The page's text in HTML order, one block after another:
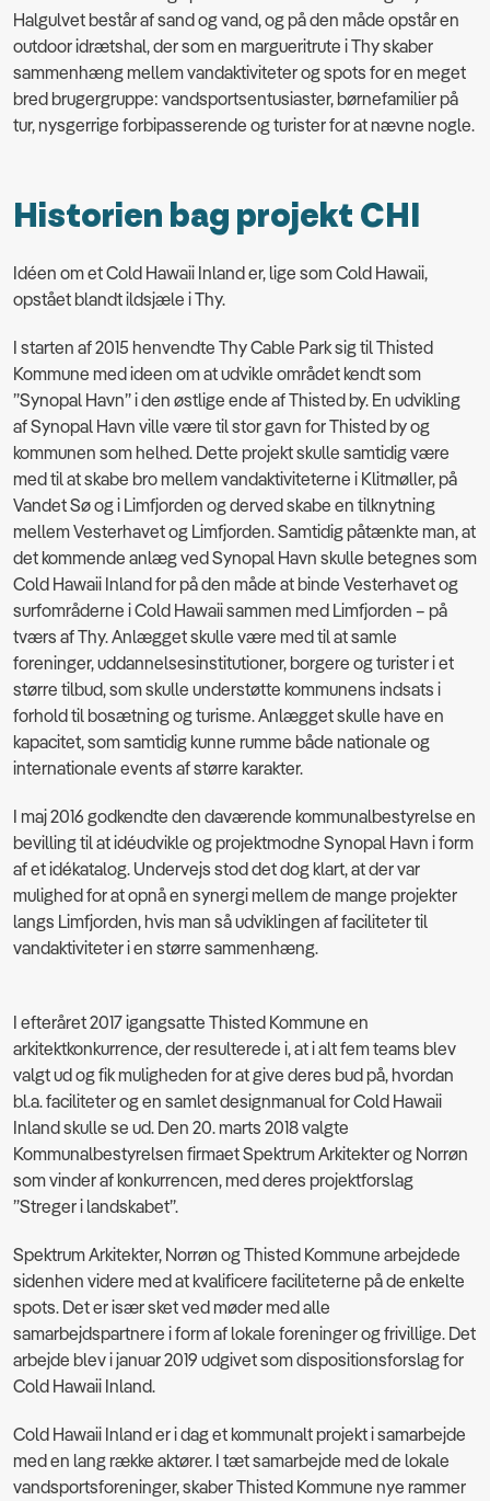
Halgulvet består af sand og vand, og på den måde opstår en
outdoor idrætshal, der som en margueritrute i Thy skaber
sammenhæng mellem vandaktiviteter og spots for en meget
bred brugergruppe: vandsportsentusiaster, børnefamilier på
tur, nysgerrige forbipasserende og turister for at nævne nogle.
Historien bag projekt CHI
Idéen om et Cold Hawaii Inland er, lige som Cold Hawaii,
opstået blandt ildsjæle i Thy.
I starten af 2015 henvendte Thy Cable Park sig til Thisted
Kommune med ideen om at udvikle området kendt som
”Synopal Havn” i den østlige ende af Thisted by. En udvikling
af Synopal Havn ville være til stor gavn for Thisted by og
kommunen som helhed. Dette projekt skulle samtidig være
med til at skabe bro mellem vandaktiviteterne i Klitmøller, på
Vandet Sø og i Limfjorden og derved skabe en tilknytning
mellem Vesterhavet og Limfjorden. Samtidig påtænkte man, at
det kommende anlæg ved Synopal Havn skulle betegnes som
Cold Hawaii Inland for på den måde at binde Vesterhavet og
surfområderne i Cold Hawaii sammen med Limfjorden – på
tværs af Thy. Anlægget skulle være med til at samle
foreninger, uddannelsesinstitutioner, borgere og turister i et
større tilbud, som skulle understøtte kommunens indsats i
forhold til bosætning og turisme. Anlægget skulle have en
kapacitet, som samtidig kunne rumme både nationale og
internationale events af større karakter.
I maj 2016 godkendte den daværende kommunalbestyrelse en
bevilling til at idéudvikle og projektmodne Synopal Havn i form
af et idékatalog. Undervejs stod det dog klart, at der var
mulighed for at opnå en synergi mellem de mange projekter
langs Limfjorden, hvis man så udviklingen af faciliteter til
vandaktiviteter i en større sammenhæng.
I efteråret 2017 igangsatte Thisted Kommune en
arkitektkonkurrence, der resulterede i, at i alt fem teams blev
valgt ud og fik muligheden for at give deres bud på, hvordan
bl.a. faciliteter og en samlet designmanual for Cold Hawaii
Inland skulle se ud. Den 20. marts 2018 valgte
Kommunalbestyrelsen firmaet Spektrum Arkitekter og Norrøn
som vinder af konkurrencen, med deres projektforslag
”Streger i landskabet”.
Spektrum Arkitekter, Norrøn og Thisted Kommune arbejdede
sidenhen videre med at kvalificere faciliteterne på de enkelte
spots. Det er især sket ved møder med alle
samarbejdspartnere i form af lokale foreninger og frivillige. Det
arbejde blev i januar 2019 udgivet som dispositionsforslag for
Cold Hawaii Inland.
Cold Hawaii Inland er i dag et kommunalt projekt i samarbejde
med en lang række aktører. I tæt samarbejde med de lokale
vandsportsforeninger, skaber Thisted Kommune nye rammer